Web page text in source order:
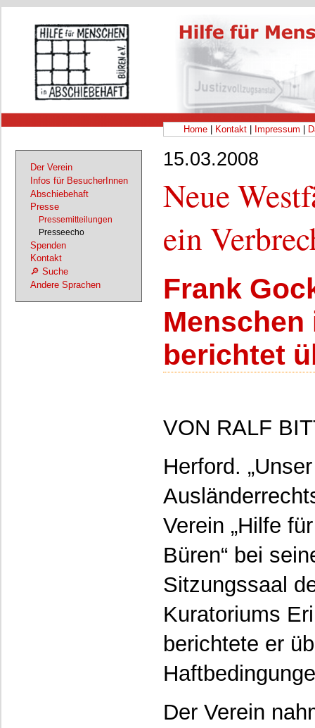
Home| Kontakt| Impressum
15.03.2008
Neue
ein
Frank
berichtet
VON RALF
Herford.
Verein „Hilfe
Büren“ bei
Sitzungssaal
Kuratoriums
berichtete er
Der Verein
Der Verein
Infos für BesucherInnen
Abschiebehaft
Presse
Pressemitteilungen
Presseecho
Spenden
Kontakt
🔎 Suche
Andere Sprachen